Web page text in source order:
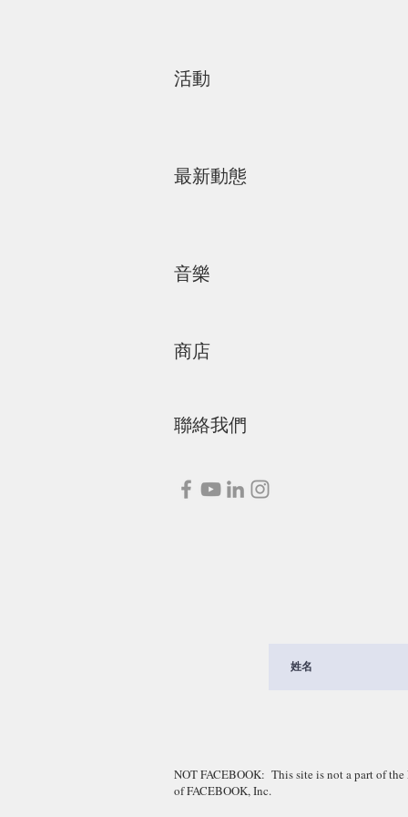
活動
最新動態
音樂
商店
聯絡我們
NOT FACEBOOK: This site is not a part of
of FACEBOOK, Inc.